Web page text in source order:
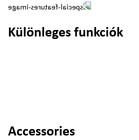
Különleges funkciók
Termékgaléria kihagyása
Accessories